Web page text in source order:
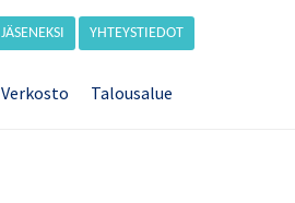
JÄSENEKSI YHTEYSTIEDOT
Verkosto Talousalue